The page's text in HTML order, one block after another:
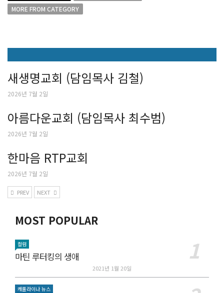
MORE FROM CATEGORY
새생명교회 (담임목사 김철)
2026년 7월 2일
아름다운교회 (담임목사 최수범)
2026년 7월 2일
한마음 RTP교회
2026년 7월 2일
PREV NEXT
MOST POPULAR
컬럼
마틴 루터킹의 생애
2021년 1월 20일
캐롤라이나 뉴스